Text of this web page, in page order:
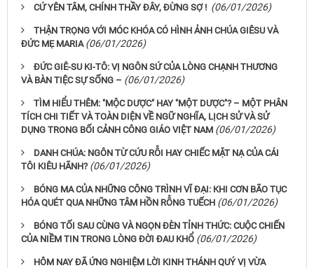
CỨ YÊN TÂM, CHÍNH THẦY ĐÂY, ĐỪNG SỢ ! (06/01/2026)
THẬN TRỌNG VỚI MÓC KHÓA CÓ HÌNH ẢNH CHÚA GIÊSU VÀ
ĐỨC MẸ MARIA (06/01/2026)
ĐỨC GIÊ-SU KI-TÔ: VỊ NGÔN SỨ CỦA LÒNG CHẠNH THƯƠNG
VÀ BÀN TIỆC SỰ SỐNG – (06/01/2026)
TÌM HIỂU THÊM: "MỘC DƯỢC" HAY "MỘT DƯỢC"? – MỘT PHÂN
TÍCH CHI TIẾT VÀ TOÀN DIỆN VỀ NGỮ NGHĨA, LỊCH SỬ VÀ SỬ
DỤNG TRONG BỐI CẢNH CÔNG GIÁO VIỆT NAM (06/01/2026)
DANH CHÚA: NGÔN TỪ CỨU RỖI HAY CHIẾC MẶT NẠ CỦA CÁI
TÔI KIÊU HÃNH? (06/01/2026)
BÓNG MA CỦA NHỮNG CÔNG TRÌNH VĨ ĐẠI: KHI CƠN BÃO TỤC
HÓA QUÉT QUA NHỮNG TÂM HỒN RỖNG TUẾCH (06/01/2026)
BÓNG TỐI SAU CÙNG VÀ NGỌN ĐÈN TỈNH THỨC: CUỘC CHIẾN
CỦA NIỀM TIN TRONG LÒNG ĐỜI ĐAU KHỔ (06/01/2026)
HÔM NAY ĐÃ ỨNG NGHIỆM LỜI KINH THÁNH QUÝ VỊ VỪA